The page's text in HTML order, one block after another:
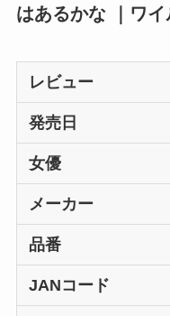
はあるかな ｜ワ
レビュー
発売日
女優
メーカー
品番
JANコード